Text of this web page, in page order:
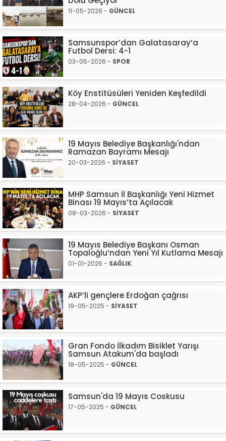
11-05-2026 - GÜNCEL
Samsunspor’dan Galatasaray’a
Futbol Dersi: 4-1
03-05-2026 - SPOR
Köy Enstitüsüleri Yeniden Keşfedildi
28-04-2026 - GÜNCEL
19 Mayıs Belediye Başkanlığı'ndan
Ramazan Bayramı Mesajı
20-03-2026 - SİYASET
MHP Samsun İl Başkanlığı Yeni Hizmet
Binası 19 Mayıs’ta Açılacak
08-03-2026 - SİYASET
19 Mayıs Belediye Başkanı Osman
Topaloğlu’ndan Yeni Yıl Kutlama Mesajı
01-01-2026 - SAĞLIK
AKP’li gençlere Erdoğan çağrısı
19-05-2025 - SİYASET
Gran Fondo İlkadım Bisiklet Yarışı
Samsun Atakum'da başladı
18-05-2025 - GÜNCEL
Samsun'da 19 Mayıs Coskusu
17-05-2025 - GÜNCEL